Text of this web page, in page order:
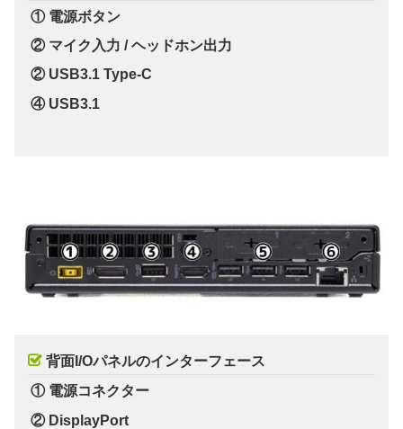
① 電源ボタン
② マイク入力 / ヘッドホン出力
② USB3.1 Type-C
④ USB3.1
背面I/Oパネルのインターフェース
① 電源コネクター
② DisplayPort